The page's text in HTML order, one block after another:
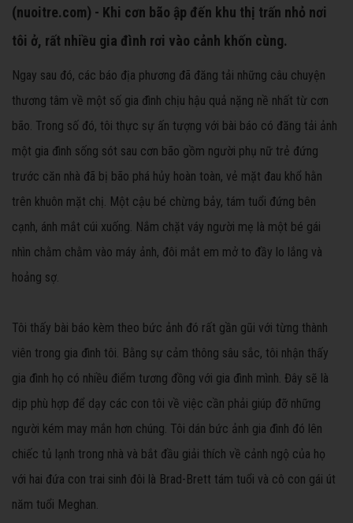
(nuoitre.com) - Khi cơn bão ập đến khu thị trấn nhỏ nơi
tôi ở, rất nhiều gia đình rơi vào cảnh khốn cùng.
Ngay sau đó, các báo địa phương đã đăng tải những câu chuyện
thương tâm về một số gia đình chịu hậu quả nặng nề nhất từ cơn
bão. Trong số đó, tôi thực sự ấn tượng với bài báo có đăng tải ảnh
một gia đình sống sót sau cơn bão gồm người phụ nữ trẻ đứng
trước căn nhà đã bị bão phá hủy hoàn toàn, vẻ mặt đau khổ hằn
trên khuôn mặt chị. Một cậu bé chừng bảy, tám tuổi đứng bên
cạnh, ánh mắt cúi xuống. Nắm chặt váy người mẹ là một bé gái
nhìn chằm chằm vào máy ảnh, đôi mắt em mở to đầy lo lắng và
hoảng sợ.
Tôi thấy bài báo kèm theo bức ảnh đó rất gần gũi với từng thành
viên trong gia đình tôi. Bằng sự cảm thông sâu sắc, tôi nhận thấy
gia đình họ có nhiều điểm tương đồng với gia đình mình. Đây sẽ là
dịp phù hợp để dạy các con tôi về việc cần phải giúp đỡ những
người kém may mắn hơn chúng. Tôi dán bức ảnh gia đình đó lên
chiếc tủ lạnh trong nhà và bắt đầu giải thích về cảnh ngộ của họ
với hai đứa con trai sinh đôi là Brad-Brett tám tuổi và cô con gái út
năm tuổi Meghan.